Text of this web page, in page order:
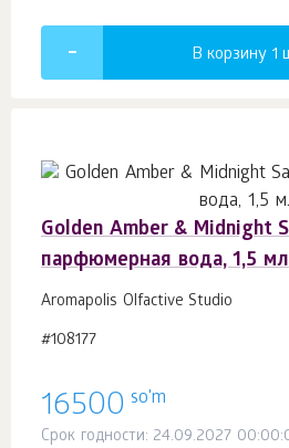
В корзину 1
Golden Amber & Midnight
парфюмерная вода, 1,5 мл
Aromapolis Olfactive Studio
#108177
16500 so'm
Срок годности: 24.09.2027